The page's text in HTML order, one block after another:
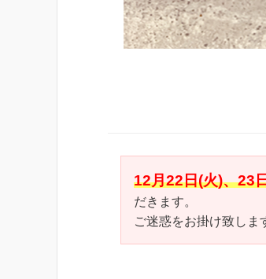
12月22日(火)、23
だきます。
ご迷惑をお掛け致しま